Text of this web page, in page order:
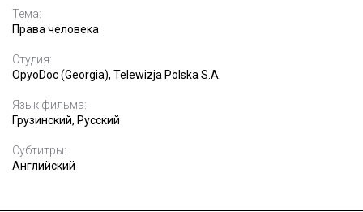
Тема:
Права человека
Студия:
OpyoDoc (Georgia), Telewizja Polska S.A.
Язык фильма:
Грузинский, Русский
Субтитры:
Английский